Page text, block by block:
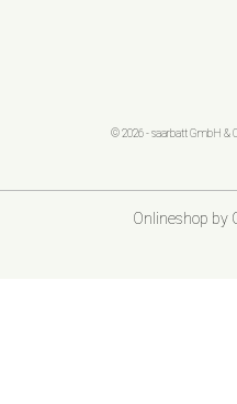
© 2026 - saarbatt GmbH &
Onlineshop by